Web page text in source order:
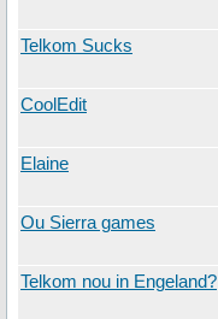
Telkom Sucks
CoolEdit
Elaine
Ou Sierra games
Telkom nou in Engeland?